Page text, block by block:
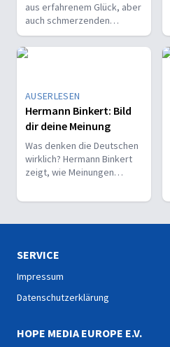
aus erfahrenem Glück, aber
auch schmerzenden
Wunden und offenen Fragen
zu frischem Lebensmut
entwickeln?
AUSERLESEN
Hermann Binkert: Bild
dir deine Meinung
Was denken die Deutschen
wirklich? Hermann Binkert
zeigt, wie Meinungen
Zuhören wichtiger ist als
SERVICE
Impressum
Datenschutzerklärung
HOPE MEDIA EUROPE E.V.